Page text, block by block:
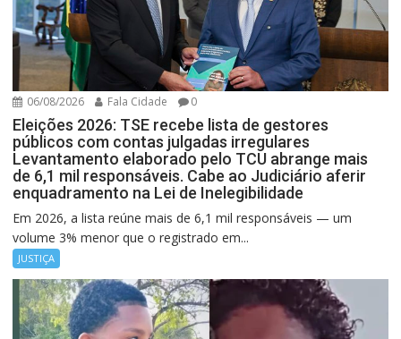
06/08/2026 Fala Cidade 0
Eleições 2026: TSE recebe lista de gestores
públicos com contas julgadas irregulares
Levantamento elaborado pelo TCU abrange mais
de 6,1 mil responsáveis. Cabe ao Judiciário aferir
enquadramento na Lei de Inelegibilidade
Em 2026, a lista reúne mais de 6,1 mil responsáveis — um
volume 3% menor que o registrado em...
JUSTIÇA